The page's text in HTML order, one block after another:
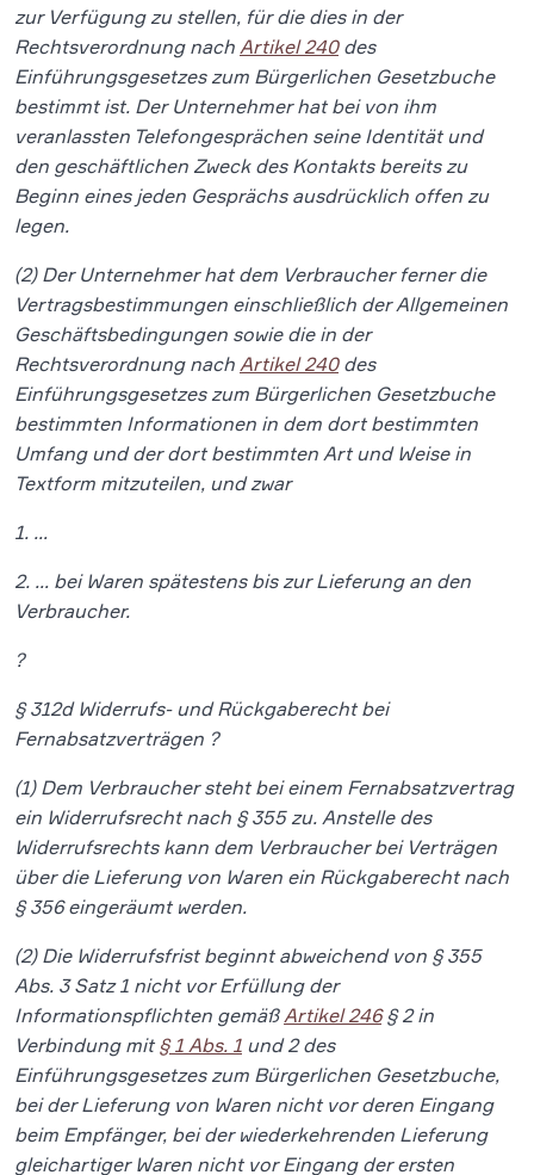
zur Verfügung zu stellen, für die dies in der
Rechtsverordnung nach Artikel 240des
Einführungsgesetzes zum Bürgerlichen Gesetzbuche
bestimmt ist. Der Unternehmer hat bei von ihm
veranlassten Telefongesprächen seine Identität und
den geschäftlichen Zweck des Kontakts bereits zu
Beginn eines jeden Gesprächs ausdrücklich offen zu
legen.
(2) Der Unternehmer hat dem Verbraucher ferner die
Vertragsbestimmungen einschließlich der Allgemeinen
Geschäftsbedingungen sowie die in der
Rechtsverordnung nach Artikel 240des
Einführungsgesetzes zum Bürgerlichen Gesetzbuche
bestimmten Informationen in dem dort bestimmten
Umfang und der dort bestimmten Art und Weise in
Textform mitzuteilen, und zwar
1. …
2. … bei Waren spätestens bis zur Lieferung an den
Verbraucher.
?
§ 312d Widerrufs- und Rückgaberecht bei
Fernabsatzverträgen ?
(1) Dem Verbraucher steht bei einem Fernabsatzvertrag
ein Widerrufsrecht nach § 355 zu. Anstelle des
Widerrufsrechts kann dem Verbraucher bei Verträgen
über die Lieferung von Waren ein Rückgaberecht nach
§ 356 eingeräumt werden.
(2) Die Widerrufsfrist beginnt abweichend von § 355
Abs. 3 Satz 1 nicht vor Erfüllung der
Informationspflichten gemäßArtikel 246§ 2 in
Verbindung mit § 1 Abs. 1 und 2 des
Einführungsgesetzes zum Bürgerlichen Gesetzbuche,
bei der Lieferung von Waren nicht vor deren Eingang
beim Empfänger, bei der wiederkehrenden Lieferung
gleichartiger Waren nicht vor Eingang der ersten